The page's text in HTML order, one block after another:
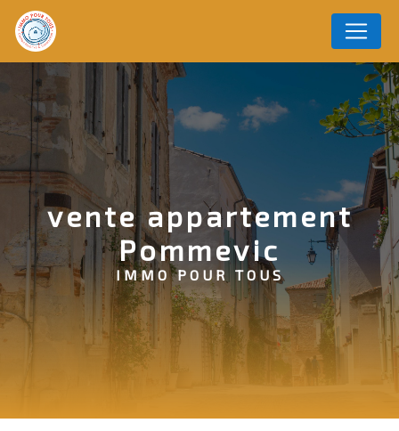
vente appartement
Pommevic
IMMO POUR TOUS
Panneau de gestion des cookies